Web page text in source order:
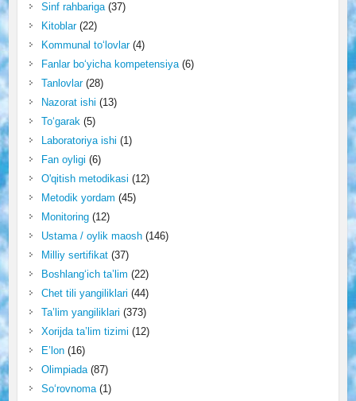
Sinf rahbariga(37)
Kitoblar(22)
Kommunal to‘lovlar(4)
Fanlar bo‘yicha kompetensiya(6)
Tanlovlar(28)
Nazorat ishi (13)
To‘garak(5)
Laboratoriya ishi (1)
Fan oyligi (6)
O'qitish metodikasi (12)
Metodik yordam (45)
Monitoring(12)
Ustama / oylik maosh(146)
Milliy sertifikat(37)
Boshlang‘ich ta’lim (22)
Chet tili yangiliklari (44)
Ta’lim yangiliklari (373)
Xorijda ta’lim tizimi (12)
E’lon(16)
Olimpiada(87)
So‘rovnoma(1)